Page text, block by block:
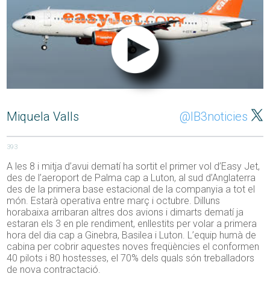
Miquela Valls @IB3noticies
393
A les 8 i mitja d’avui dematí ha sortit el primer vol d’Easy Jet,
des de l’aeroport de Palma cap a Luton, al sud d’Anglaterra
des de la primera base estacional de la companyia a tot el
món. Estarà operativa entre març i octubre. Dilluns
horabaixa arribaran altres dos avions i dimarts dematí ja
estaran els 3 en ple rendiment, enllestits per volar a primera
hora del dia cap a Ginebra, Basilea i Luton. L’equip humà de
cabina per cobrir aquestes noves freqüències el conformen
40 pilots i 80 hostesses, el 70% dels quals són treballadors
de nova contractació.